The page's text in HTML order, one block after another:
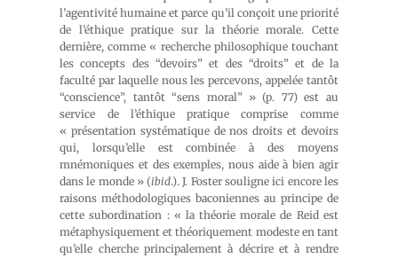
l’agentivité humaine et parce qu’il conçoit une priorité
de l’éthique pratique sur la théorie morale. Cette
dernière, comme « recherche philosophique touchant
les concepts des “devoirs” et des “droits” et de la
faculté par laquelle nous les percevons, appelée tantôt
“conscience”, tantôt “sens moral” » (p. 77) est au
service de l’éthique pratique comprise comme
« présentation systématique de nos droits et devoirs
qui, lorsqu’elle est combinée à des moyens
mnémoniques et des exemples, nous aide à bien agir
dans le monde » (ibid.). J. Foster souligne ici encore les
raisons méthodologiques baconiennes au principe de
cette subordination : « la théorie morale de Reid est
métaphysiquement et théoriquement modeste en tant
qu’elle cherche principalement à décrire et à rendre